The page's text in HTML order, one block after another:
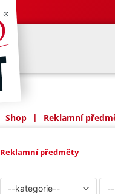
Shop | Reklamní
Reklamní předměty